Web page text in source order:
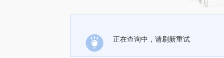
正在查询中，请刷新重试